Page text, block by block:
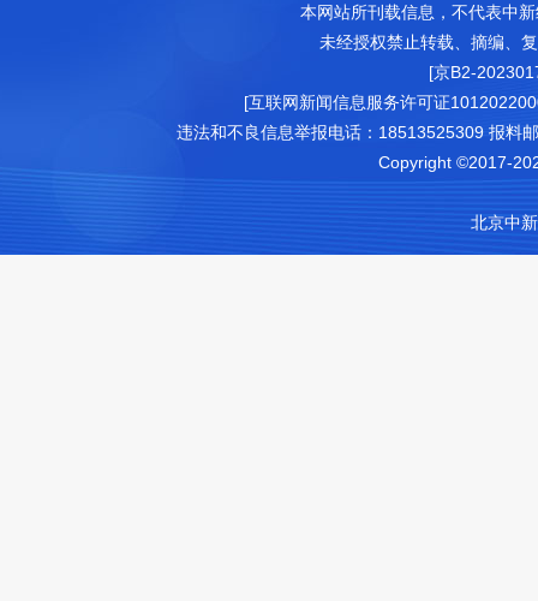
本网站所刊载信息，不代表中
未经授权禁止转载、摘编、
[京B2-
[互联网新闻信息服务许可证
违法和不良信息举报电话：18513525309 报料
Copyright ©2017-
北京中